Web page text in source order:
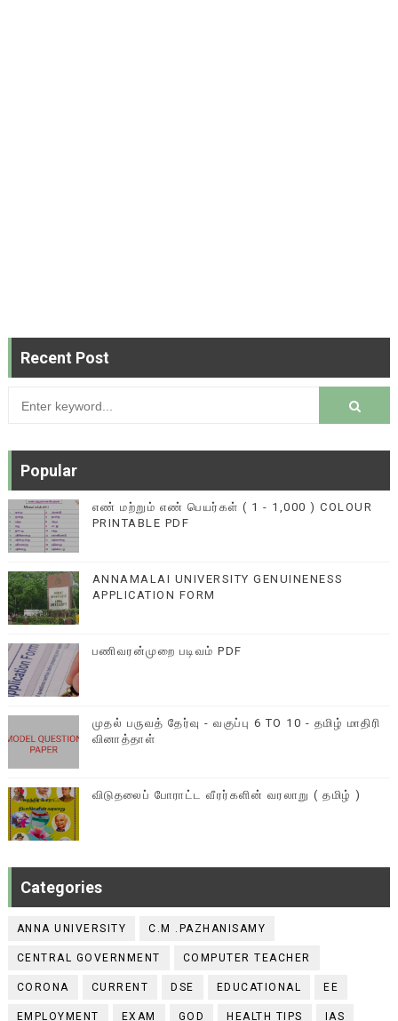
Recent Post
Popular
எண் மற்றும் எண் பெயர்கள் ( 1 - 1,000 ) COLOUR
PRINTABLE PDF
ANNAMALAI UNIVERSITY GENUINENESS
APPLICATION FORM
பணிவரன்முறை படிவம் PDF
முதல் பருவத் தேர்வு - வகுப்பு 6 TO 10 - தமிழ் மாதிரி
வினாத்தாள்
விடுதலைப் போராட்ட வீரர்களின் வரலாறு ( தமிழ் )
Categories
ANNA UNIVERSITY C.M .PAZHANISAMY
CENTRAL GOVERNMENT COMPUTER TEACHER
CORONA CURRENT DSE EDUCATIONAL EE
EMPLOYMENT EXAM GOD HEALTH TIPS IAS